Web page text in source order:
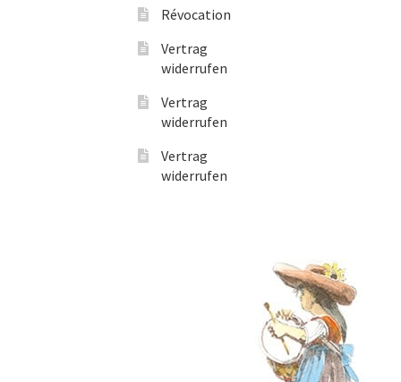
Révocation
Vertrag
widerrufen
Vertrag
widerrufen
Vertrag
widerrufen